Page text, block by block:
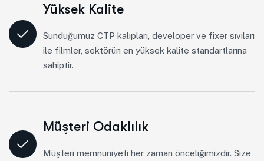
Yüksek Kalite
Sunduğumuz CTP kalıpları, developer ve fixer sıvıları
ile filmler, sektörün en yüksek kalite standartlarına
sahiptir.
Müşteri Odaklılık
Müşteri memnuniyeti her zaman önceliğimizdir. Size